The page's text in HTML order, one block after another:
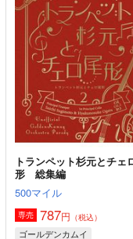
【再販】おがぴの家のフォ
ちゃん
すきがおおい
787円（税込）
尾形百之助×杉元佐一
サンプル 作品詳
トランペット杉元とチェ
形 総集編
500マイル
専売 787円 （税込）
ゴールデンカムイ